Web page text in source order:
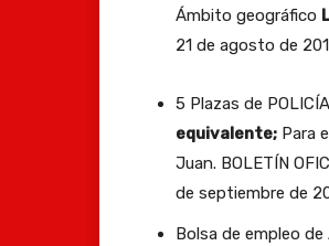
Ámbito geográfico
21 de agosto de
5 Plazas de
equivalente; Para
Juan. BOLETÍN
de septiembre de
Bolsa de empleo de